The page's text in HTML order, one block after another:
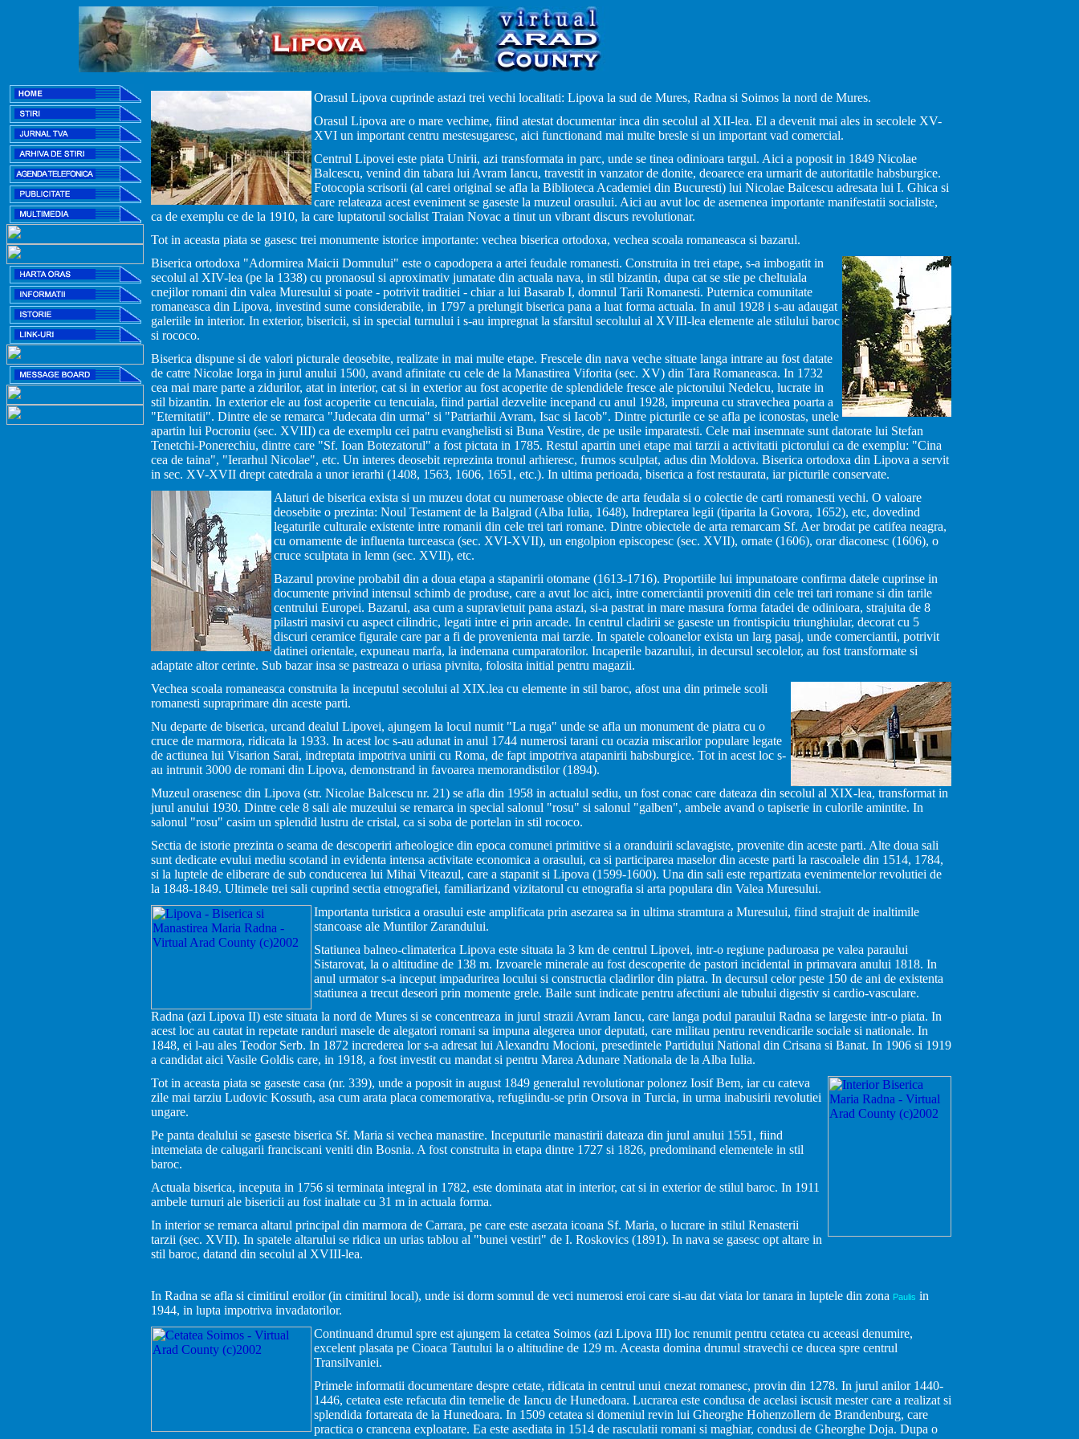
Orasul Lipova cuprinde astazi trei vechi localitati: Lipova la sud de Mures, Radna si Soimos la nord de Mures.
Orasul Lipova are o mare vechime, fiind atestat documentar inca din secolul al XII-lea. El a devenit mai ales in secolele XV-
XVI un important centru mestesugaresc, aici functionand mai multe bresle si un important vad comercial.
Centrul Lipovei este piata Unirii, azi transformata in parc, unde se tinea odinioara targul. Aici a poposit in 1849 Nicolae
Balcescu, venind din tabara lui Avram Iancu, travestit in vanzator de donite, deoarece era urmarit de autoritatile habsburgice.
Fotocopia scrisorii (al carei original se afla la Biblioteca Academiei din Bucuresti) lui Nicolae Balcescu adresata lui I. Ghica si
care relateaza acest eveniment se gaseste la muzeul orasului. Aici au avut loc de asemenea importante manifestatii socialiste,
ca de exemplu ce de la 1910, la care luptatorul socialist Traian Novac a tinut un vibrant discurs revolutionar.
Tot in aceasta piata se gasesc trei monumente istorice importante: vechea biserica ortodoxa, vechea scoala romaneasca si bazarul.
Biserica ortodoxa "Adormirea Maicii Domnului" este o capodopera a artei feudale romanesti. Construita in trei etape, s-a imbogatit in
secolul al XIV-lea (pe la 1338) cu pronaosul si aproximativ jumatate din actuala nava, in stil bizantin, dupa cat se stie pe cheltuiala
cnejilor romani din valea Muresului si poate - potrivit traditiei - chiar a lui Basarab I, domnul Tarii Romanesti. Puternica comunitate
romaneasca din Lipova, investind sume considerabile, in 1797 a prelungit biserica pana a luat forma actuala. In anul 1928 i s-au adaugat
galeriile in interior. In exterior, bisericii, si in special turnului i s-au impregnat la sfarsitul secolului al XVIII-lea elemente ale stilului baroc
si rococo.
Biserica dispune si de valori picturale deosebite, realizate in mai multe etape. Frescele din nava veche situate langa intrare au fost datate
de catre Nicolae Iorga in jurul anului 1500, avand afinitate cu cele de la Manastirea Viforita (sec. XV) din Tara Romaneasca. In 1732
cea mai mare parte a zidurilor, atat in interior, cat si in exterior au fost acoperite de splendidele fresce ale pictorului Nedelcu, lucrate in
stil bizantin. In exterior ele au fost acoperite cu tencuiala, fiind partial dezvelite incepand cu anul 1928, impreuna cu stravechea poarta a
"Eternitatii". Dintre ele se remarca "Judecata din urma" si "Patriarhii Avram, Isac si Iacob". Dintre picturile ce se afla pe iconostas, unele
apartin lui Pocroniu (sec. XVIII) ca de exemplu cei patru evanghelisti si Buna Vestire, de pe usile imparatesti. Cele mai insemnate sunt datorate lui Stefan
Tenetchi-Ponerechiu, dintre care "Sf. Ioan Botezatorul" a fost pictata in 1785. Restul apartin unei etape mai tarzii a activitatii pictorului ca de exemplu: "Cina
cea de taina", "Ierarhul Nicolae", etc. Un interes deosebit reprezinta tronul arhieresc, frumos sculptat, adus din Moldova. Biserica ortodoxa din Lipova a servit
in sec. XV-XVII drept catedrala a unor ierarhi (1408, 1563, 1606, 1651, etc.). In ultima perioada, biserica a fost restaurata, iar picturile conservate.
Alaturi de biserica exista si un muzeu dotat cu numeroase obiecte de arta feudala si o colectie de carti romanesti vechi. O valoare
deosebite o prezinta: Noul Testament de la Balgrad (Alba Iulia, 1648), Indreptarea legii (tiparita la Govora, 1652), etc, dovedind
legaturile culturale existente intre romanii din cele trei tari romane. Dintre obiectele de arta remarcam Sf. Aer brodat pe catifea neagra,
cu ornamente de influenta turceasca (sec. XVI-XVII), un engolpion episcopesc (sec. XVII), ornate (1606), orar diaconesc (1606), o
cruce sculptata in lemn (sec. XVII), etc.
Bazarul provine probabil din a doua etapa a stapanirii otomane (1613-1716). Proportiile lui impunatoare confirma datele cuprinse in
documente privind intensul schimb de produse, care a avut loc aici, intre comerciantii proveniti din cele trei tari romane si din tarile
centrului Europei. Bazarul, asa cum a supravietuit pana astazi, si-a pastrat in mare masura forma fatadei de odinioara, strajuita de 8
pilastri masivi cu aspect cilindric, legati intre ei prin arcade. In centrul cladirii se gaseste un frontispiciu triunghiular, decorat cu 5
discuri ceramice figurale care par a fi de provenienta mai tarzie. In spatele coloanelor exista un larg pasaj, unde comerciantii, potrivit
datinei orientale, expuneau marfa, la indemana cumparatorilor. Incaperile bazarului, in decursul secolelor, au fost transformate si
adaptate altor cerinte. Sub bazar insa se pastreaza o uriasa pivnita, folosita initial pentru magazii.
Vechea scoala romaneasca construita la inceputul secolului al XIX.lea cu elemente in stil baroc, afost una din primele scoli
romanesti supraprimare din aceste parti.
Nu departe de biserica, urcand dealul Lipovei, ajungem la locul numit "La ruga" unde se afla un monument de piatra cu o
cruce de marmora, ridicata la 1933. In acest loc s-au adunat in anul 1744 numerosi tarani cu ocazia miscarilor populare legate
de actiunea lui Visarion Sarai, indreptata impotriva unirii cu Roma, de fapt impotriva atapanirii habsburgice. Tot in acest loc s-
au intrunit 3000 de romani din Lipova, demonstrand in favoarea memorandistilor (1894).
Muzeul orasenesc din Lipova (str. Nicolae Balcescu nr. 21) se afla din 1958 in actualul sediu, un fost conac care dateaza din secolul al XIX-lea, transformat in
jurul anului 1930. Dintre cele 8 sali ale muzeului se remarca in special salonul "rosu" si salonul "galben", ambele avand o tapiserie in culorile amintite. In
salonul "rosu" casim un splendid lustru de cristal, ca si soba de portelan in stil rococo.
Sectia de istorie prezinta o seama de descoperiri arheologice din epoca comunei primitive si a oranduirii sclavagiste, provenite din aceste parti. Alte doua sali
sunt dedicate evului mediu scotand in evidenta intensa activitate economica a orasului, ca si participarea maselor din aceste parti la rascoalele din 1514, 1784,
si la luptele de eliberare de sub conducerea lui Mihai Viteazul, care a stapanit si Lipova (1599-1600). Una din sali este repartizata evenimentelor revolutiei de
la 1848-1849. Ultimele trei sali cuprind sectia etnografiei, familiarizand vizitatorul cu etnografia si arta populara din Valea Muresului.
Importanta turistica a orasului este amplificata prin asezarea sa in ultima stramtura a Muresului, fiind strajuit de inaltimile
stancoase ale Muntilor Zarandului.
Statiunea balneo-climaterica Lipova este situata la 3 km de centrul Lipovei, intr-o regiune paduroasa pe valea paraului
Sistarovat, la o altitudine de 138 m. Izvoarele minerale au fost descoperite de pastori incidental in primavara anului 1818. In
anul urmator s-a inceput impadurirea locului si constructia cladirilor din piatra. In decursul celor peste 150 de ani de existenta
statiunea a trecut deseori prin momente grele. Baile sunt indicate pentru afectiuni ale tubului digestiv si cardio-vasculare.
Radna (azi Lipova II) este situata la nord de Mures si se concentreaza in jurul strazii Avram Iancu, care langa podul paraului Radna se largeste intr-o piata. In
acest loc au cautat in repetate randuri masele de alegatori romani sa impuna alegerea unor deputati, care militau pentru revendicarile sociale si nationale. In
1848, ei l-au ales Teodor Serb. In 1872 increderea lor s-a adresat lui Alexandru Mocioni, presedintele Partidului National din Crisana si Banat. In 1906 si 1919
a candidat aici Vasile Goldis care, in 1918, a fost investit cu mandat si pentru Marea Adunare Nationala de la Alba Iulia.
Tot in aceasta piata se gaseste casa (nr. 339), unde a poposit in august 1849 generalul revolutionar polonez Iosif Bem, iar cu cateva
zile mai tarziu Ludovic Kossuth, asa cum arata placa comemorativa, refugiindu-se prin Orsova in Turcia, in urma inabusirii revolutiei
ungare.
Pe panta dealului se gaseste biserica Sf. Maria si vechea manastire. Inceputurile manastirii dateaza din jurul anului 1551, fiind
intemeiata de calugarii franciscani veniti din Bosnia. A fost construita in etapa dintre 1727 si 1826, predominand elementele in stil
baroc.
Actuala biserica, inceputa in 1756 si terminata integral in 1782, este dominata atat in interior, cat si in exterior de stilul baroc. In 1911
ambele turnuri ale bisericii au fost inaltate cu 31 m in actuala forma.
In interior se remarca altarul principal din marmora de Carrara, pe care este asezata icoana Sf. Maria, o lucrare in stilul Renasterii
tarzii (sec. XVII). In spatele altarului se ridica un urias tablou al "bunei vestiri" de I. Roskovics (1891). In nava se gasesc opt altare in
stil baroc, datand din secolul al XVIII-lea.
In Radna se afla si cimitirul eroilor (in cimitirul local), unde isi dorm somnul de veci numerosi eroi care si-au dat viata lor tanara in luptele din zona Paulis in
1944, in lupta impotriva invadatorilor.
Continuand drumul spre est ajungem la cetatea Soimos (azi Lipova III) loc renumit pentru cetatea cu aceeasi denumire,
excelent plasata pe Cioaca Tautului la o altitudine de 129 m. Aceasta domina drumul stravechi ce ducea spre centrul
Transilvaniei.
Primele informatii documentare despre cetate, ridicata in centrul unui cnezat romanesc, provin din 1278. In jurul anilor 1440-
1446, cetatea este refacuta din temelie de Iancu de Hunedoara. Lucrarea este condusa de acelasi iscusit mester care a realizat si
splendida fortareata de la Hunedoara. In 1509 cetatea si domeniul revin lui Gheorghe Hohenzollern de Brandenburg, care
practica o crancena exploatare. Ea este asediata in 1514 de rasculatii romani si maghiar, condusi de Gheorghe Doja. Dupa o